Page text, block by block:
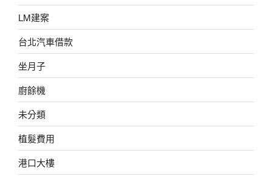
LM建案
台北汽車借款
坐月子
廚餘機
未分類
植髮費用
港口大樓